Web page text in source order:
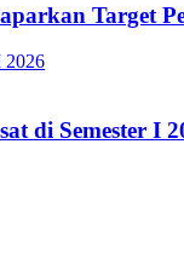
Target
di Semester I